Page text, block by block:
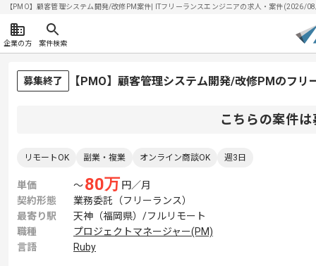
【PMO】顧客管理システム開発/改修PM案件| ITフリーランスエンジニアの求人・案件(2026/
企業の方 案件検索
募集終了 【PMO】顧客管理システム開発/改修PMのフリ
こちらの案件
リモートOK 副業・複業 オンライン商談OK 週3日
単価 〜80万 円／月
契約形態
業務委託（フリーランス）
最寄り駅
天神（福岡県）/フルリモート
職種
プロジェクトマネージャー(PM)
言語
Ruby